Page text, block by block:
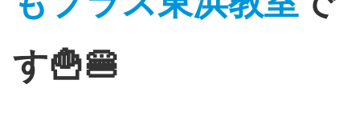
す🍟🍔